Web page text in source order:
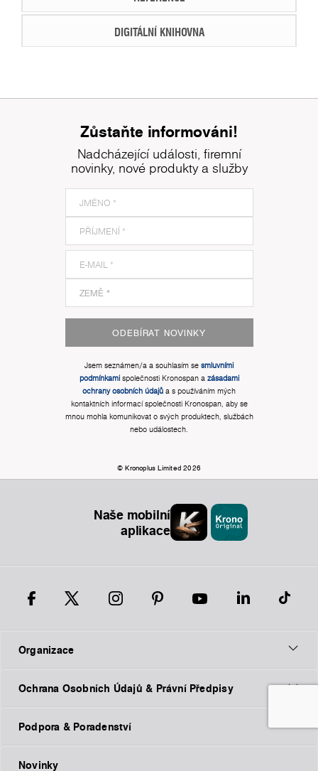
DIGITÁLNÍ KNIHOVNA
Zůstaňte informováni!
Nadcházející události, firemní
novinky, nové produkty a služby
ODEBÍRAT NOVINKY
Jsem seznámen/a a souhlasím se smluvními
podmínkamispolečnosti Kronospan a zásadami
ochrany osobních údajů a s používáním mých
kontaktních informací společnosti Kronospan, aby se
mnou mohla komunikovat o svých produktech, službách
nebo událostech.
© Kronoplus Limited 2026
Naše mobilní
aplikace
Organizace
Ochrana Osobních Údajů & Právní Předpisy
Podpora & Poradenství
Novinky